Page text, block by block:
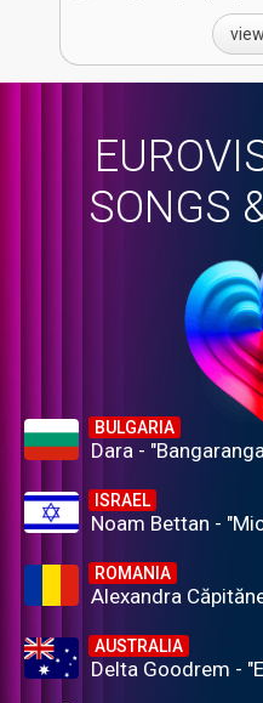
SONGS
BULGARIA
Dara -
ISRAEL
Noam Bettan -
ROMANIA
Alexandra
AUSTRALIA
Delta Goodrem -